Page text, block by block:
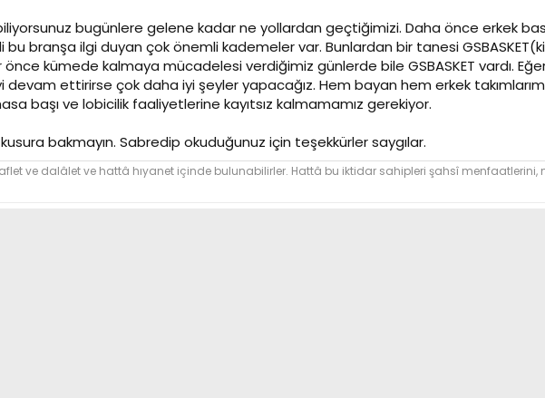
bugünlere gelene kadar ne yollardan geçtiğimizi. Daha önce erkek
bu branşa ilgi duyan çok önemli kademeler var. Bunlardan bir tanesi
önce kümede kalmaya mücadelesi verdiğimiz günlerde bile GSBASKET vardı.
devam ettirirse çok daha iyi şeyler yapacağız. Hem bayan hem erkek
başı ve lobicilik faaliyetlerine kayıtsız kalmamamız gerekiyor.
bakmayın. Sabredip okuduğunuz için teşekkürler saygılar.
ve dalâlet ve hattâ hıyanet içinde bulunabilirler. Hattâ bu iktidar sahipleri şahsî menfaatlerini,